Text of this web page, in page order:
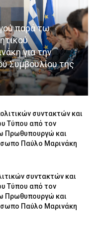
παρά τω
για την
Συμβουλίου της
συντακτών και
Τύπου από τον
Πρωθυπουργώ και
Παύλο Μαρινάκη
συντακτών και
Τύπου από τον
Πρωθυπουργώ και
Παύλο Μαρινάκη